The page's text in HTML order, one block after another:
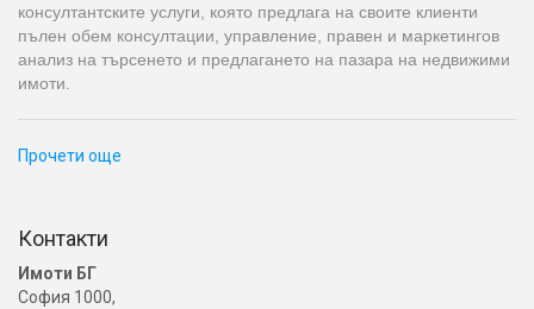
консултантските услуги, която предлага на своите клиенти
пълен обем консултации, управление, правен и маркетингов
анализ на търсенето и предлагането на пазара на недвижими
имоти.
Прочети още
Контакти
Имоти БГ
София 1000,